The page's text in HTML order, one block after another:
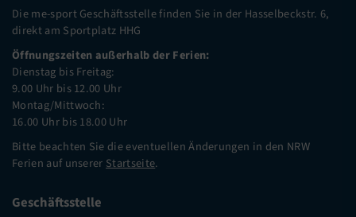
Die me-sport Geschäftsstelle finden Sie in der Hasselbeckstr. 6,
direkt am Sportplatz HHG
Öffnungszeiten außerhalb der Ferien:
Dienstag bis Freitag:
9.00 Uhr bis 12.00 Uhr
Montag/Mittwoch:
16.00 Uhr bis 18.00 Uhr
Bitte beachten Sie die eventuellen Änderungen in den NRW
Ferien auf unserer Startseite.
Geschäftsstelle